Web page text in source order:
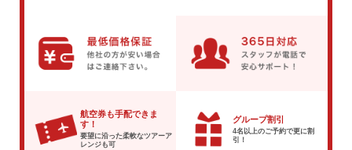
航空券も手配できま
す！
要望に沿った柔軟なツアーア
レンジも可
グループ割引
4名以上のご予約で更に割
引！